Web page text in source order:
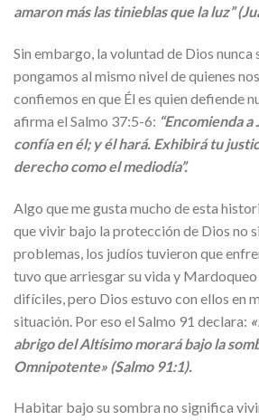
amaron más las tinieblas que la luz”
Sin embargo, la voluntad de Dios nunca
pongamos al mismo nivel de quienes
confiemos en que Él es quien defiende
afirma el Salmo 37:5-6: “Encomienda
confía en él; y él hará. Exhibirá tu
derecho como el mediodía”.
Algo que me gusta mucho de esta
que vivir bajo la protección de Dios no
problemas, los judíos tuvieron que
tuvo que arriesgar su vida y
difíciles, pero Dios estuvo con ellos en
situación. Por eso el Salmo 91 declara:
abrigo del Altísimo morará bajo la
Omnipotente» (Salmo 91:1).
Habitar bajo su sombra no significa